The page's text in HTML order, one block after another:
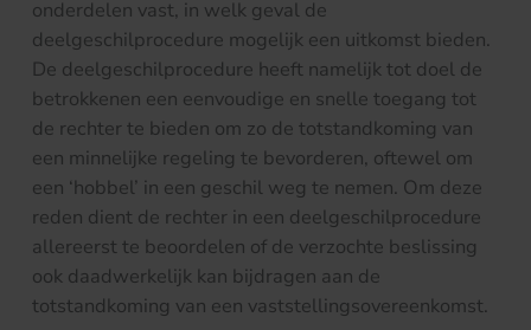
onderdelen vast, in welk geval de
deelgeschilprocedure mogelijk een uitkomst bieden.
De deelgeschilprocedure heeft namelijk tot doel de
betrokkenen een eenvoudige en snelle toegang tot
de rechter te bieden om zo de totstandkoming van
een minnelijke regeling te bevorderen, oftewel om
een ‘hobbel’ in een geschil weg te nemen. Om deze
reden dient de rechter in een deelgeschilprocedure
allereerst te beoordelen of de verzochte beslissing
ook daadwerkelijk kan bijdragen aan de
totstandkoming van een vaststellingsovereenkomst.